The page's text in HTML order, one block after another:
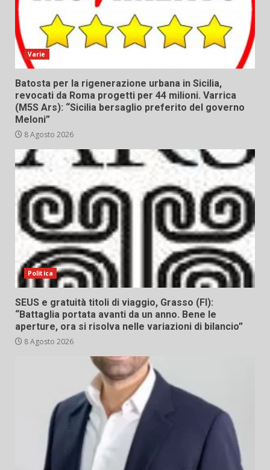
Varie
Batosta per la rigenerazione urbana in Sicilia,
revocati da Roma progetti per 44 milioni. Varrica
(M5S Ars): “Sicilia bersaglio preferito del governo
Meloni”
8 Agosto 2026
Politica
SEUS e gratuità titoli di viaggio, Grasso (FI):
“Battaglia portata avanti da un anno. Bene le
aperture, ora si risolva nelle variazioni di bilancio”
8 Agosto 2026